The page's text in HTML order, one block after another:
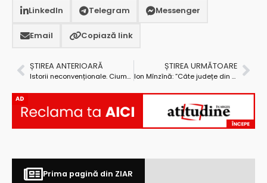
LinkedIn Telegram Messenger
Email Copiază link
ȘTIREA ANTERIOARĂ
Istorii neconvenționale. Ciuma lui Caragea
ȘTIREA URMĂTOARE
Ion Mînzînă: ”Câte județe din România au investit, în patru ani, peste 80 de milioane de euro în sănătate?!”
AD
Prima pagină din ZIAR